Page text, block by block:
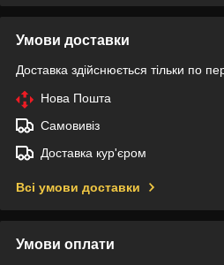
Умови доставки
Доставка здійснюється тільки по
Нова Пошта
Самовивіз
Доставка кур'єром
Всі умови доставки
Умови оплати